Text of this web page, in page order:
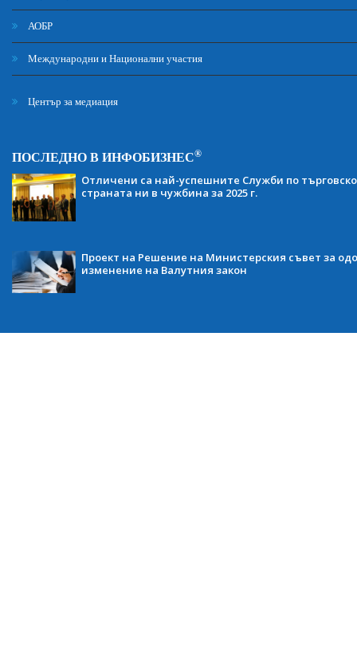
АОБР
Международни и Национални участия
Център за медиация
ПОСЛЕДНО В ИНФОБИЗНЕС®
Отличени са най-успешните Служби по
страната ни в чужбина за 2025 г.
Проект на Решение на Министерския съвет за
изменение на Валутния закон